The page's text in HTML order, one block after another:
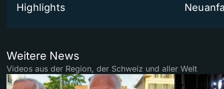
Highlights
Weitere News
Videos aus der Region, der Schweiz und aller Welt